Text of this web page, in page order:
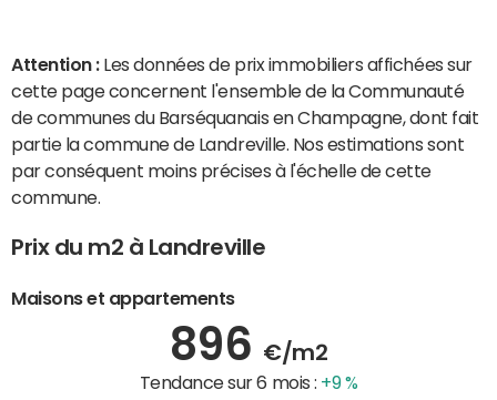
Attention : Les données de prix immobiliers affichées sur
cette page concernent l'ensemble de la Communauté
de communes du Barséquanais en Champagne, dont fait
partie la commune de Landreville. Nos estimations sont
par conséquent moins précises à l'échelle de cette
commune.
Prix du m2 à Landreville
Maisons et appartements
896 €/m2
Tendance sur 6 mois : +9 %